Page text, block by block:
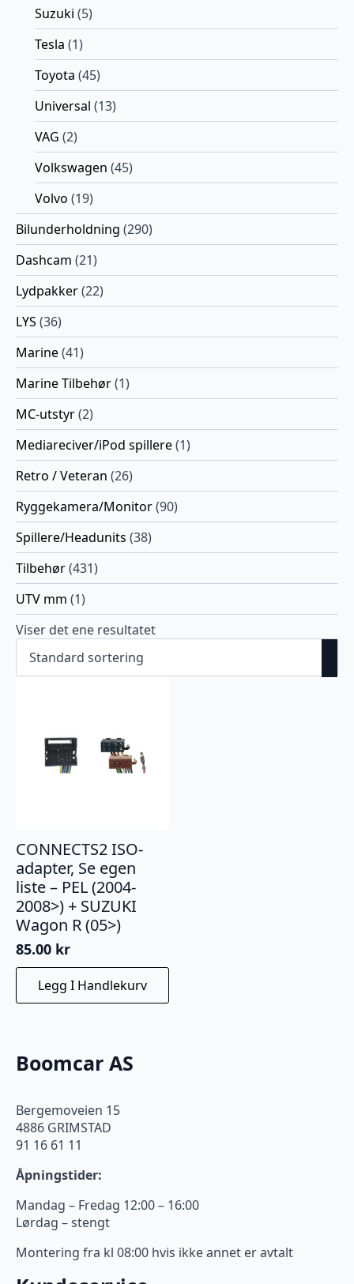
Suzuki (5)
Tesla (1)
Toyota (45)
Universal (13)
VAG (2)
Volkswagen (45)
Volvo (19)
Bilunderholdning (290)
Dashcam (21)
Lydpakker(22)
LYS (36)
Marine(41)
Marine Tilbehør(1)
MC-utstyr(2)
Mediareciver/iPod spillere(1)
Retro / Veteran (26)
Ryggekamera/Monitor(90)
Spillere/Headunits (38)
Tilbehør(431)
UTV mm (1)
Viser det ene resultatet
CONNECTS2 ISO-
adapter, Se egen
liste – PEL (2004-
2008>) + SUZUKI
Wagon R (05>)
85.00 kr
Legg I Handlekurv
Boomcar AS
Bergemoveien 15
4886 GRIMSTAD
91 16 61 11
Åpningstider:
Mandag – Fredag 12:00 – 16:00
Lørdag – stengt
Montering fra kl 08:00 hvis ikke annet er avtalt